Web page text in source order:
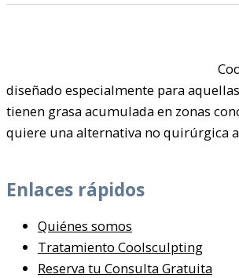
diseñado especialmente para
tienen grasa acumulada en zonas
quiere una alternativa no quirúrgica
Enlaces rápidos
Quiénes somos
Tratamiento Coolsculpting
Reserva tu Consulta Gratuita